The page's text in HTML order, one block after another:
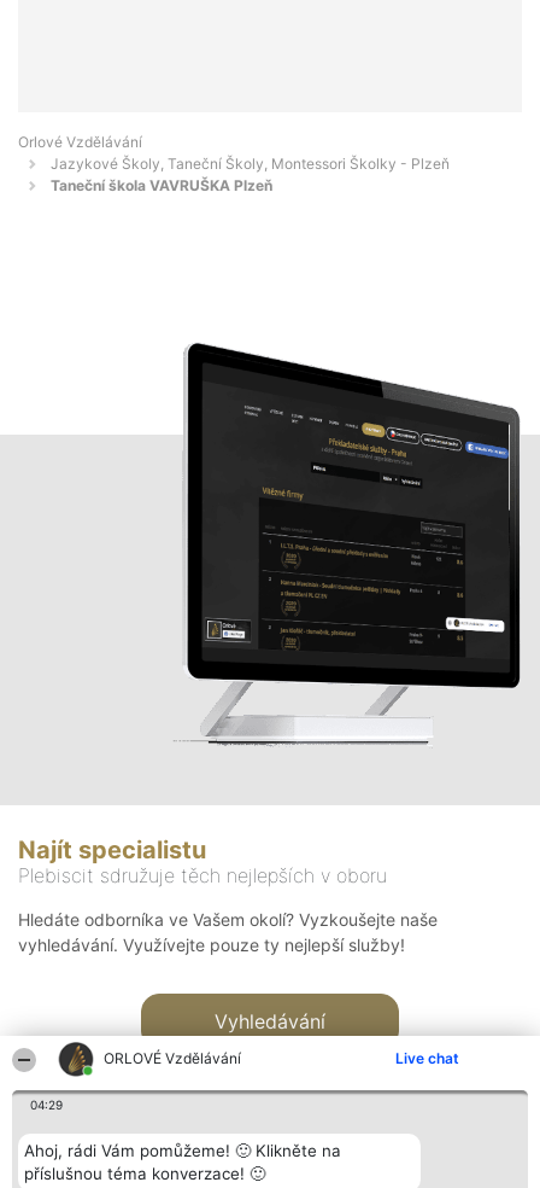
ORLOVÉ Vzdělávání Live chat
04:29
Ahoj, rádi Vám pomůžeme! 🙂 Klikněte na
příslušnou téma konverzace! 🙂
Orlové Vzdělávání
Jazykové Školy, Taneční Školy, Montessori Školky - Plzeň
Taneční škola VAVRUŠKA Plzeň
Najít specialistu
Plebiscit sdružuje těch nejlepších v oboru
Hledáte odborníka ve Vašem okolí? Vyzkoušejte naše
vyhledávání. Využívejte pouze ty nejlepší služby!
Vyhledávání